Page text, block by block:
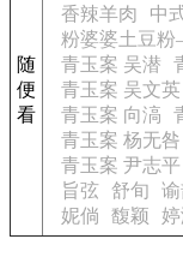
随
便
看
香辣羊肉
中
粉婆婆土豆
青玉案 吴潜
青玉案 吴文英
青玉案 向滈
青玉案 杨无咎
青玉案 尹志平
旨弦 舒旬
妮倘
馥颖